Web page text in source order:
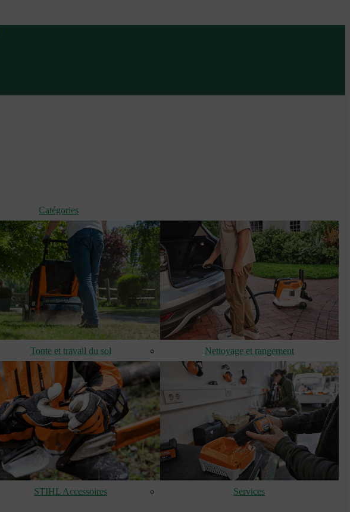
Catégories
Tonte et travail du sol Nettoyage et rangement
STIHL Accessoires
Services